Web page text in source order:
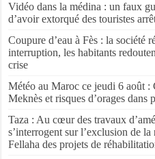
Vidéo dans la médina : un faux
d’avoir extorqué des touristes
Coupure d’eau à Fès : la société
interruption, les habitants
crise
Météo au Maroc ce jeudi 6 août :
Meknès et risques d’orages dans
Taza : Au cœur des travaux
s’interrogent sur l’exclusion de
Fellaha des projets de